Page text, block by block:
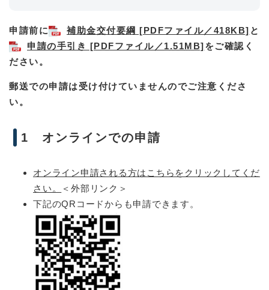
申請前に 補助金交付要綱 [PDFファイル／418KB] と
申請の手引き [PDFファイル／1.51MB]をご確認く
ださい。
郵送での申請は受け付けていませんのでご注意くださ
い。
1 オンラインでの申請
オンライン申請される方はこちらをクリックしてくだ
さい。
＜外部リンク＞
下記のQRコードからも申請できます。